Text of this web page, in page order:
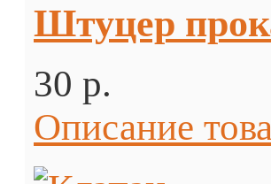
Штуцер
30 p.
Описание